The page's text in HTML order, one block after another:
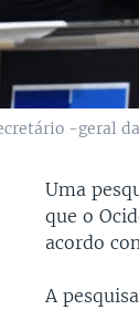
-geral
Uma
que o
acordo
A